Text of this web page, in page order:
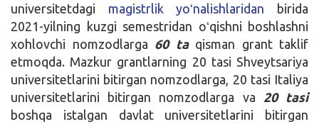
universitetdagi magistrlik yoʻnalishlaridan birida
2021-yilning kuzgi semestridan oʻqishni boshlashni
xohlovchi nomzodlarga 60 taqisman grant taklif
etmoqda. Mazkur grantlarning 20 tasi Shveytsariya
universitetlarini bitirgan nomzodlarga, 20 tasi Italiya
universitetlarini bitirgan nomzodlarga va 20 tasi
boshqa istalgan davlat universitetlarini bitirgan